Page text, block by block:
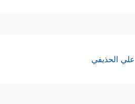
علي الحذيفي